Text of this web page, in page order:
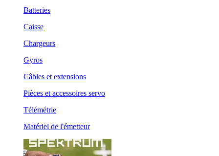
Batteries
Caisse
Chargeurs
Gyros
Câbles et extensions
Pièces et accessoires servo
Télémétrie
Matériel de l'émetteur